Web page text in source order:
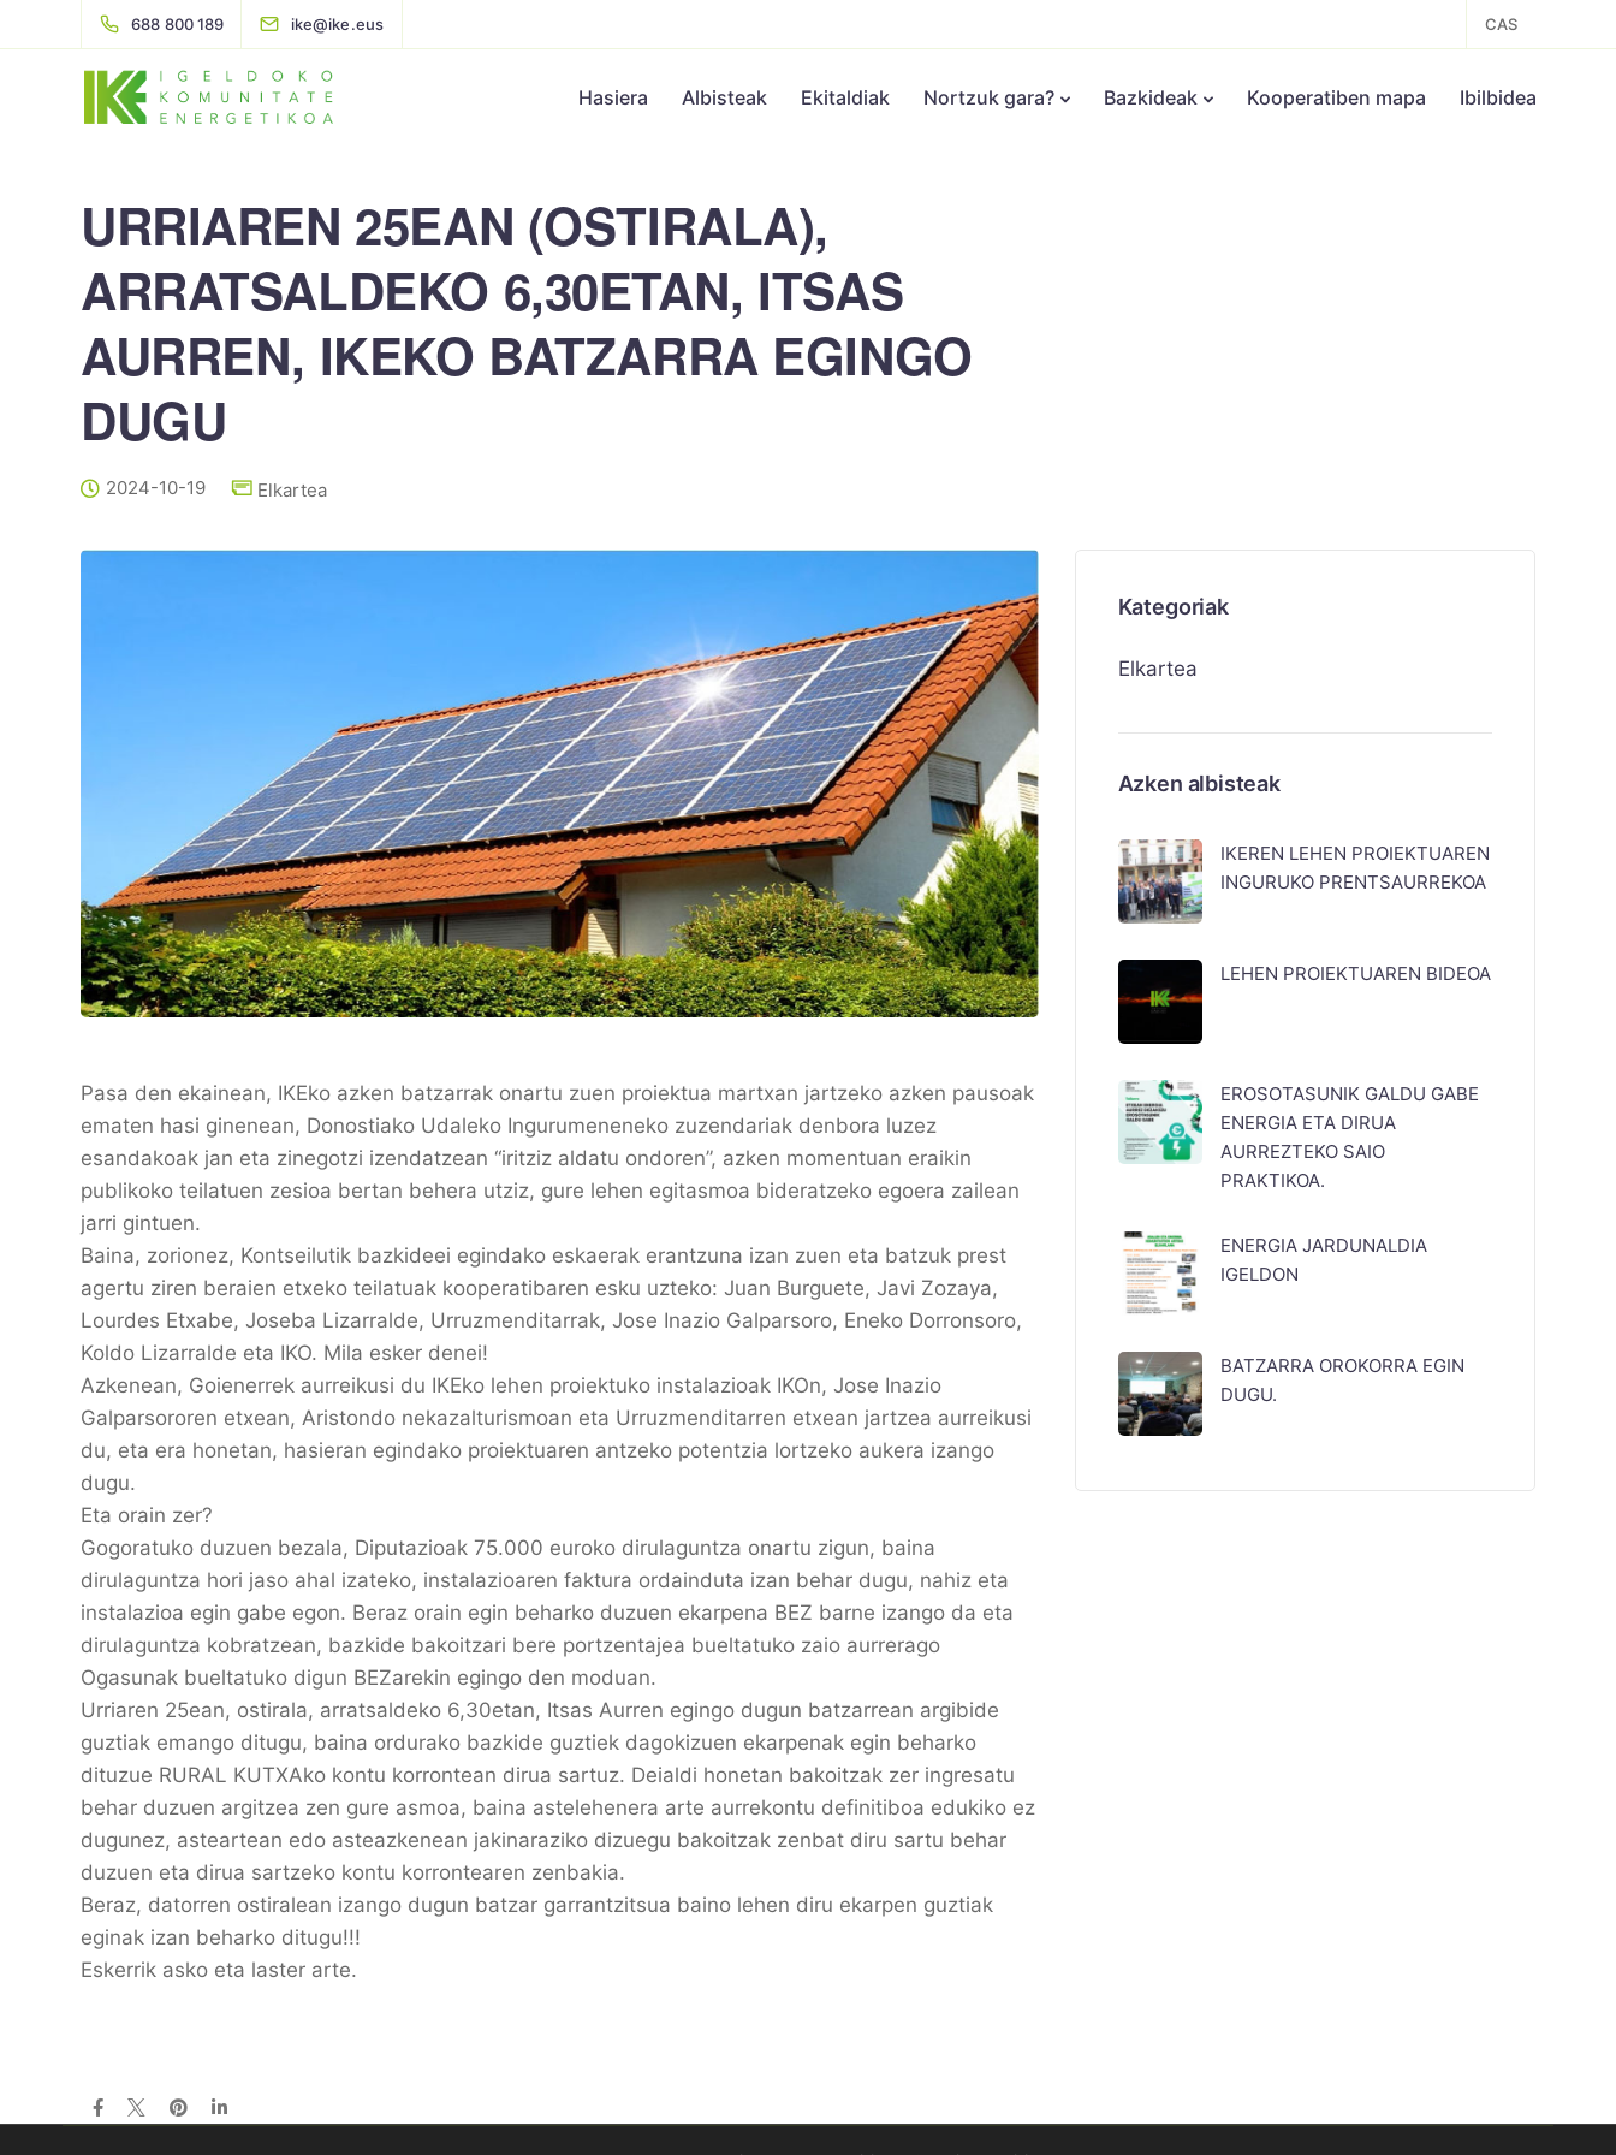
688 800 189 ike@ike.eus CAS
Hasiera Albisteak Ekitaldiak Nortzuk gara? Bazkideak Kooperatiben mapa Ibilbidea
URRIAREN 25EAN (OSTIRALA),
ARRATSALDEKO 6,30ETAN, ITSAS
AURREN, IKEKO BATZARRA EGINGO
DUGU
2024-10-19 Elkartea
Pasa den ekainean, IKEko azken batzarrak onartu zuen proiektua martxan jartzeko azken pausoak
ematen hasi ginenean, Donostiako Udaleko Ingurumeneneko zuzendariak denbora luzez
esandakoak jan eta zinegotzi izendatzean “iritziz aldatu ondoren”, azken momentuan eraikin
publikoko teilatuen zesioa bertan behera utziz, gure lehen egitasmoa bideratzeko egoera zailean
jarri gintuen.
Baina, zorionez, Kontseilutik bazkideei egindako eskaerak erantzuna izan zuen eta batzuk prest
agertu ziren beraien etxeko teilatuak kooperatibaren esku uzteko: Juan Burguete, Javi Zozaya,
Lourdes Etxabe, Joseba Lizarralde, Urruzmenditarrak, Jose Inazio Galparsoro, Eneko Dorronsoro,
Koldo Lizarralde eta IKO. Mila esker denei!
Azkenean, Goienerrek aurreikusi du IKEko lehen proiektuko instalazioak IKOn, Jose Inazio
Galparsororen etxean, Aristondo nekazalturismoan eta Urruzmenditarren etxean jartzea aurreikusi
du, eta era honetan, hasieran egindako proiektuaren antzeko potentzia lortzeko aukera izango
dugu.
Eta orain zer?
Gogoratuko duzuen bezala, Diputazioak 75.000 euroko dirulaguntza onartu zigun, baina
dirulaguntza hori jaso ahal izateko, instalazioaren faktura ordainduta izan behar dugu, nahiz eta
instalazioa egin gabe egon. Beraz orain egin beharko duzuen ekarpena BEZ barne izango da eta
dirulaguntza kobratzean, bazkide bakoitzari bere portzentajea bueltatuko zaio aurrerago
Ogasunak bueltatuko digun BEZarekin egingo den moduan.
Urriaren 25ean, ostirala, arratsaldeko 6,30etan, Itsas Aurren egingo dugun batzarrean argibide
guztiak emango ditugu, baina ordurako bazkide guztiek dagokizuen ekarpenak egin beharko
dituzue RURAL KUTXAko kontu korrontean dirua sartuz. Deialdi honetan bakoitzak zer ingresatu
behar duzuen argitzea zen gure asmoa, baina astelehenera arte aurrekontu definitiboa edukiko ez
dugunez, asteartean edo asteazkenean jakinaraziko dizuegu bakoitzak zenbat diru sartu behar
duzuen eta dirua sartzeko kontu korrontearen zenbakia.
Beraz, datorren ostiralean izango dugun batzar garrantzitsua baino lehen diru ekarpen guztiak
eginak izan beharko ditugu!!!
Eskerrik asko eta laster arte.
Kategoriak
Elkartea
Azken albisteak
IKEREN LEHEN PROIEKTUAREN
INGURUKO PRENTSAURREKOA
LEHEN PROIEKTUAREN BIDEOA
EROSOTASUNIK GALDU GABE
ENERGIA ETA DIRUA
AURREZTEKO SAIO
PRAKTIKOA.
ENERGIA JARDUNALDIA
IGELDON
BATZARRA OROKORRA EGIN
DUGU.